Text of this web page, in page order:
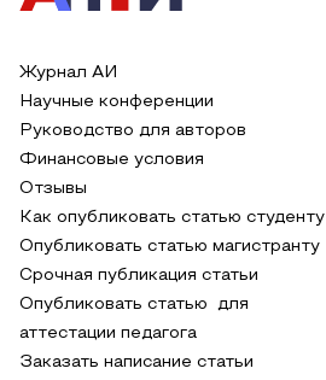
Журнал АИ
Научные конференции
Руководство для авторов
Финансовые условия
Отзывы
Как опубликовать статью студенту
Опубликовать статью магистранту
Срочная публикация статьи
Опубликовать статью для
аттестации педагога
Заказать написание статьи